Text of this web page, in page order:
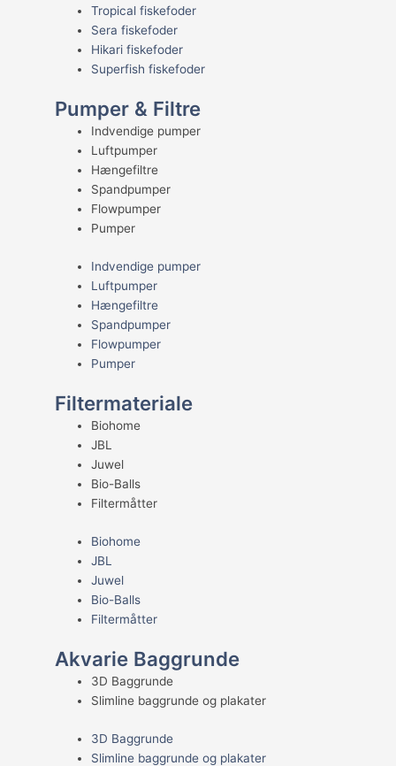
Tropical fiskefoder
Sera fiskefoder
Hikari fiskefoder
Superfish fiskefoder
Pumper & Filtre
Indvendige pumper
Luftpumper
Hængefiltre
Spandpumper
Flowpumper
Pumper
Indvendige pumper
Luftpumper
Hængefiltre
Spandpumper
Flowpumper
Pumper
Filtermateriale
Biohome
JBL
Juwel
Bio-Balls
Filtermåtter
Biohome
JBL
Juwel
Bio-Balls
Filtermåtter
Akvarie Baggrunde
3D Baggrunde
Slimline baggrunde og plakater
3D Baggrunde
Slimline baggrunde og plakater